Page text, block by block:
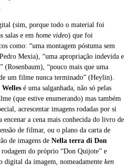
(sim, porque todo o material foi
salas e em home video) que foi
como: “uma montagem póstuma sem
Mexia), “uma apropriação indevida e
(Rosenbaum), “pouco mais que uma
um filme nunca terminado” (Heylin).
é uma salganhada, não só pelas
(que estive enumerando) mas também
acrescentar imagens rodadas por si
encenar a cena mais conhecida do livro de
de filmar, ou o plano da carta de
de imagens de Nella terra di Don
rodagem do próprio “Don Quijote” e
digital da imagem, nomeadamente ken